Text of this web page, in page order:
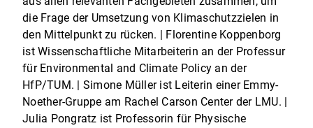
die Frage der Umsetzung von Klimaschutzzielen in
den Mittelpunkt zu rücken. | Florentine Koppenborg
ist Wissenschaftliche Mitarbeiterin an der Professur
für Environmental and Climate Policy an der
HfP/TUM. | Simone Müller ist Leiterin einer Emmy-
Noether-Gruppe am Rachel Carson Center der LMU. |
Julia Pongratz ist Professorin für Physische